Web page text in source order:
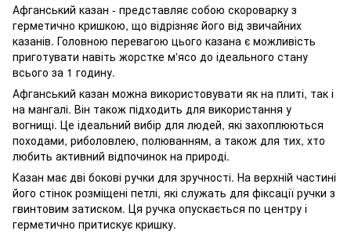
Афганський казан - представляє собою скороварку з
герметично кришкою, що відрізняє його від звичайних
казанів. Головною перевагою цього казана є можливість
приготувати навіть жорстке м'ясо до ідеального стану
всього за 1 годину.
Афганський казан можна використовувати як на плиті, так і
на мангалі. Він також підходить для використання у
вогнищі. Це ідеальний вибір для людей, які захоплюються
походами, риболовлею, полюванням, а також для тих, хто
любить активний відпочинок на природі.
Казан має дві бокові ручки для зручності. На верхній частині
його стінок розміщені петлі, які служать для фіксації ручки з
гвинтовим затиском. Ця ручка опускається по центру і
герметично притискує кришку.